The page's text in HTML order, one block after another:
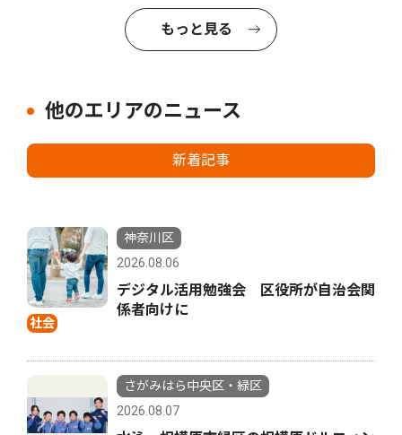
もっと見る
他のエリアのニュース
新着記事
社会
神奈川区
2026.08.06
デジタル活用勉強会 区役所が自治会関
係者向けに
さがみはら中央区・緑区
2026.08.07